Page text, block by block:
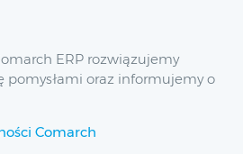
ERP rozwiązujemy
pomysłami oraz informujemy o
Comarch